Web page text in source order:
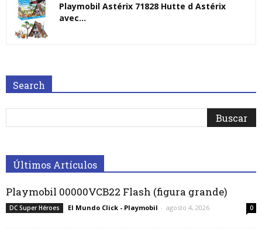
Playmobil Astérix 71828 Hutte d Astérix
avec...
Search
Últimos Artículos
Playmobil 00000VCB22 Flash (figura grande)
DC Super Héroes El Mundo Click - Playmobil - agosto 4, 2026 0